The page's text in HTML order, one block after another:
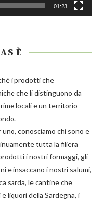
01:23
È
i prodotti che
che li distinguono da
locali e un territorio
conosciamo chi sono e
tutta la filiera
i nostriformaggi, gli
e insaccano i nostri salumi,
sarda, le cantine che
e liquoridella Sardegna, i